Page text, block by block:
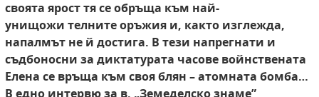
своята ярост тя се обръща към най-
унищожи телните оръжия и, както изглежда,
напалмът не й достига. В тези напрегнати и
съдбоносни за диктатурата часове войнствената
Елена се връща към своя блян – атомната бомба…
В едно интервю за в. „Земеделско знаме”